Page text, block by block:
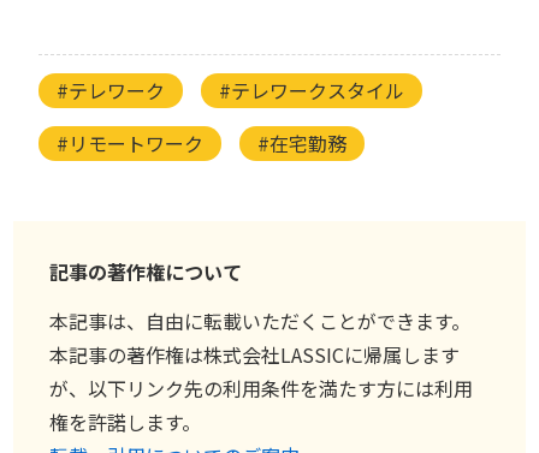
#テレワーク
#テレワークスタイル
#リモートワーク
#在宅勤務
記事の著作権について
本記事は、自由に転載いただくことができます。
本記事の著作権は株式会社LASSICに帰属します
が、以下リンク先の利用条件を満たす方には利用
権を許諾します。